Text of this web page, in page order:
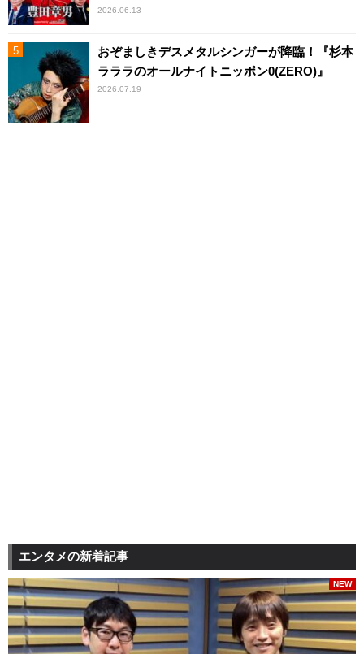
2026.06.13
おぞましきデスメタルシンガーが降臨！『杉本
ラララのオールナイトニッポン0(ZERO)』
2026.07.19
エンタメの新着記事
NEW